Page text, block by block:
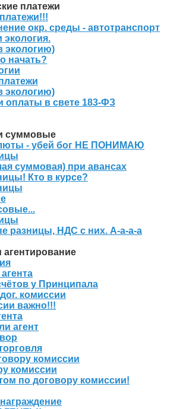
платежи
окр. среды - автотранспорт
экологию)
начать?
экологию)
оплаты в свете 183-ФЗ
суммовые
- убей бог НЕ ПОНИМАЮ
суммовая) при авансах
Кто в курсе?
разницы, НДС с них. А-а-а-а
агентирование
у Принципала
комиссии
важно!!!
агент
комиссии
комиссии
по договору комиссии!